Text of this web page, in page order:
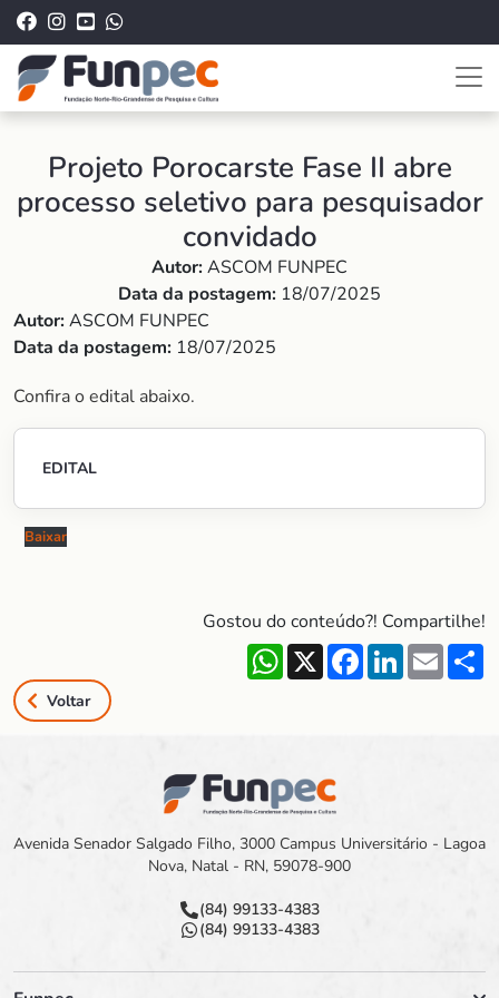
Projeto Porocarste Fase II abre
processo seletivo para pesquisador
convidado
Autor:ASCOM FUNPEC
Data da postagem: 18/07/2025
Autor:ASCOM FUNPEC
Data da postagem: 18/07/2025
Confira o edital abaixo.
EDITAL
Baixar
Gostou do conteúdo?! Compartilhe!
WhatsApp
X FacebookLinkedIn
Email
Voltar
Avenida Senador Salgado Filho, 3000 Campus Universitário - Lagoa
Nova, Natal - RN, 59078-900
(84) 99133-4383
(84) 99133-4383